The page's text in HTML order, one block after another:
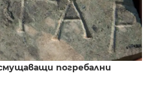
погребални